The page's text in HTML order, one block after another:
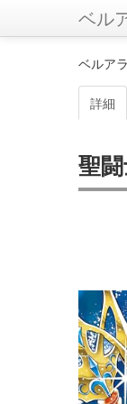
ベル
ベルア
詳細
聖